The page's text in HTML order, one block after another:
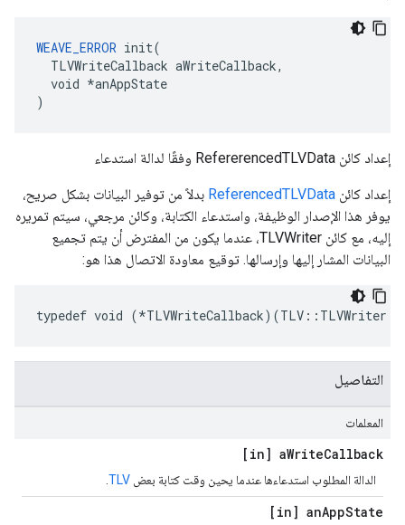
WEAVE_ERROR init(
  TLVWriteCallback aWriteCallback,
  void *anAppState
)
إعداد كائن RefererencedTLVData وفقًا لدالة استدعاء
إعداد كائن ReferencedTLVData بدلاً من توفير البيانات بشكل صريح،
يوفر هذا الإصدار الوظيفة، واستدعاء الكتابة، وكائن مرجعي، سيتم تمريره
إليه، مع كائن TLVWriter، عندما يكون من المفترض أن يتم تجميع
البيانات المشار إليها وإرسالها. توقيع معاودة الاتصال هذا هو:
typedef void (*TLVWriteCallback)(TLV :: TLVWriter
التفاصيل
المعلمات
[in] aWriteCallback
الدالة المطلوب استدعاءها عندما يحين وقت كتابة بعض TLV
[in] anAppState